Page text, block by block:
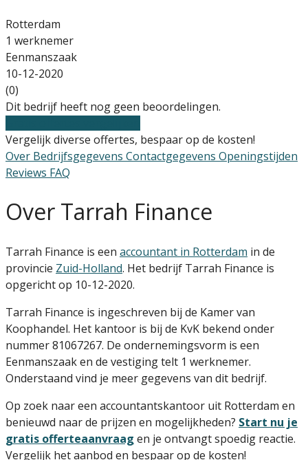
Rotterdam
1 werknemer
Eenmanszaak
10-12-2020
(0)
Dit bedrijf heeft nog geen beoordelingen.
Vergelijk diverse offertes, bespaar op de kosten!
Over Bedrijfsgegevens Contactgegevens Openingstijden
Reviews FAQ
Over Tarrah Finance
Tarrah Finance is een accountant in Rotterdam in de
provincie Zuid-Holland. Het bedrijf Tarrah Finance is
opgericht op 10-12-2020.
Tarrah Finance is ingeschreven bij de Kamer van
Koophandel. Het kantoor is bij de KvK bekend onder
nummer 81067267. De ondernemingsvorm is een
Eenmanszaak en de vestiging telt 1 werknemer.
Onderstaand vind je meer gegevens van dit bedrijf.
Op zoek naar een accountantskantoor uit Rotterdam en
benieuwd naar de prijzen en mogelijkheden? Start nu je
gratis offerteaanvraag en je ontvangt spoedig reactie.
Vergelijk het aanbod en bespaar op de kosten!